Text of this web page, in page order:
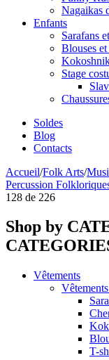
Nagaikas
Enfants
Sarafans
Blouses
Stage
Soldes
Blog
Contacts
Accueil/Folk Arts/
Percussion
128 de 226
Shop by
Vêtements
T-